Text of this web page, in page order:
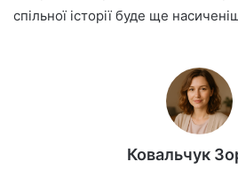
спільної історії буде ще
Ковальчук